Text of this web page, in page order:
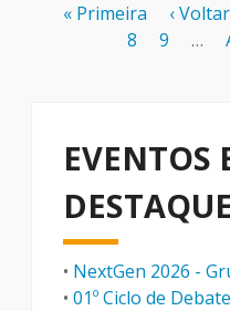
Paginação
Primeira
« Primeira
Página
‹ Voltar
Page
8 Page
9 …
EVENTOS
DESTAQUE
• NextGen 2026 -
• 01º Ciclo de